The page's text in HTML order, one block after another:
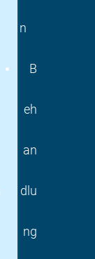
n
B
eh
an
dlu
ng